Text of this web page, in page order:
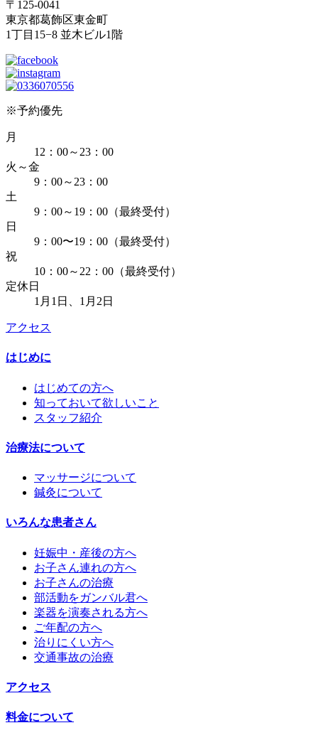
〒125-0041
東京都葛飾区東金町
1丁目15−8 並木ビル1階
※予約優先
月
12：00～23：00
火～金
9：00～23：00
土
9：00～19：00（最終受付）
日
9：00〜19：00（最終受付）
祝
10：00～22：00（最終受付）
定休日
1月1日、1月2日
アクセス
はじめに
はじめての方へ
知っておいて欲しいこと
スタッフ紹介
治療法について
マッサージについて
鍼灸について
いろんな患者さん
妊娠中・産後の方へ
お子さん連れの方へ
お子さんの治療
部活動をガンバル君へ
楽器を演奏される方へ
ご年配の方へ
治りにくい方へ
交通事故の治療
アクセス
料金について